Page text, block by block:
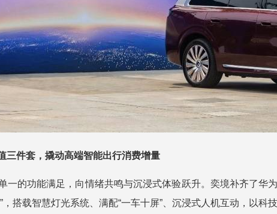
三件套，撬动高端智能出行消费增量
一的功能满足，向情绪共鸣与沉浸式体验跃升。奕境补齐了
搭载智慧灯光系统、满配“一车十屏”、沉浸式人机互动，以科